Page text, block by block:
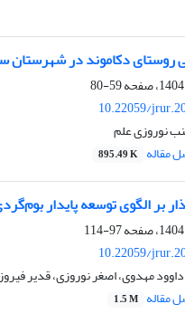
روستای دکاموند در شهرستان
59-80
10.22059/
نوروزی علم
مقاله 895.49 K
بر الگوی توسعه پایدار
97-114
10.22059/
مهدوی، اصغر نوروزی، قدیر
مقاله 1.5 M